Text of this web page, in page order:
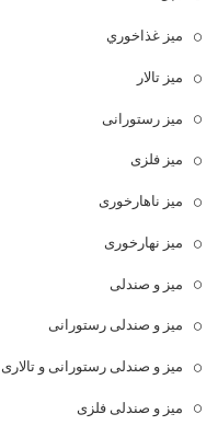
ميز غذاخوري
میز تالار
میز رستورانی
میز فلزی
میز ناهارخوری
میز نهارخوری
میز و صندلی
میز و صندلی رستورانی
میز و صندلی رستورانی و تالاری
میز و صندلی فلزی